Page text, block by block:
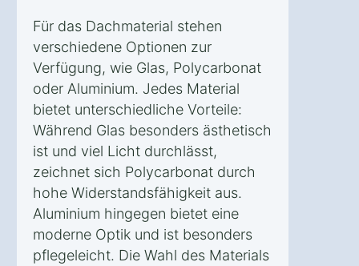
Für das Dachmaterial stehen
verschiedene Optionen zur
Verfügung, wie Glas, Polycarbonat
oder Aluminium. Jedes Material
bietet unterschiedliche Vorteile:
Während Glas besonders ästhetisch
ist und viel Licht durchlässt,
zeichnet sich Polycarbonat durch
hohe Widerstandsfähigkeit aus.
Aluminium hingegen bietet eine
moderne Optik und ist besonders
pflegeleicht. Die Wahl des Materials